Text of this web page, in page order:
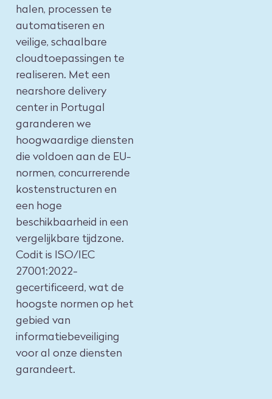
halen, processen te
automatiseren en
veilige, schaalbare
cloudtoepassingen te
realiseren. Met een
nearshore delivery
center in Portugal
garanderen we
hoogwaardige diensten
die voldoen aan de EU-
normen, concurrerende
kostenstructuren en
een hoge
beschikbaarheid in een
vergelijkbare tijdzone.
Codit is ISO/IEC
27001:2022-
gecertificeerd, wat de
hoogste normen op het
gebied van
informatiebeveiliging
voor al onze diensten
garandeert.